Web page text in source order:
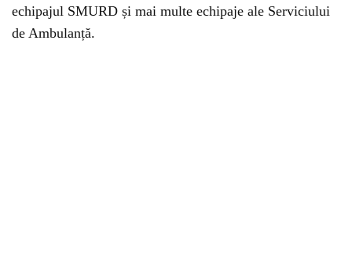
echipajul SMURD și mai multe echipaje ale Serviciului
de Ambulanță.